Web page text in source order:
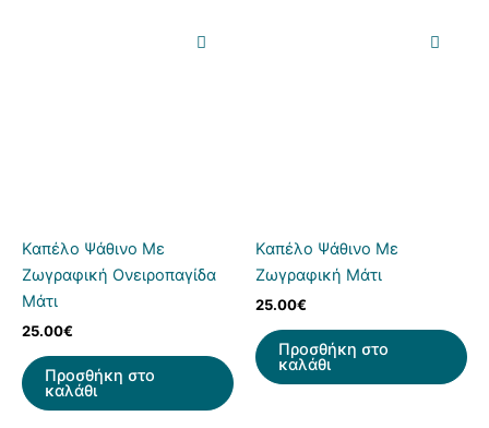
Καπέλο Ψάθινο Με
Ζωγραφική Ονειροπαγίδα
Μάτι
25.00€
Προσθήκη στο
καλάθι
Καπέλο Ψάθινο Με
Ζωγραφική Μάτι
25.00€
Προσθήκη στο
καλάθι